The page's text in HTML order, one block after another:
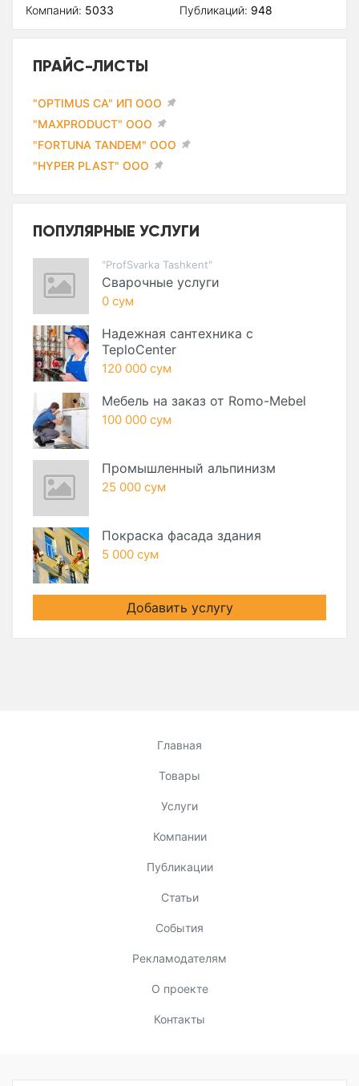
Компаний: 5033 Публикаций: 948
ПРАЙС-ЛИСТЫ
"OPTIMUS CA" ИП ООО
"MAXPRODUCT" ООО
"FORTUNA TANDEM" ООО
"HYPER PLAST" ООО
ПОПУЛЯРНЫЕ УСЛУГИ
"ProfSvarka Tashkent"
Сварочные услуги
0 сум
Надежная сантехника с
TeploCenter
120 000 сум
Мебель на заказ от Romo-Mebel
100 000 сум
Промышленный альпинизм
25 000 сум
Покраска фасада здания
5 000 сум
Добавить услугу
Главная
Товары
Услуги
Компании
Публикации
Статьи
События
Рекламодателям
О проекте
Контакты